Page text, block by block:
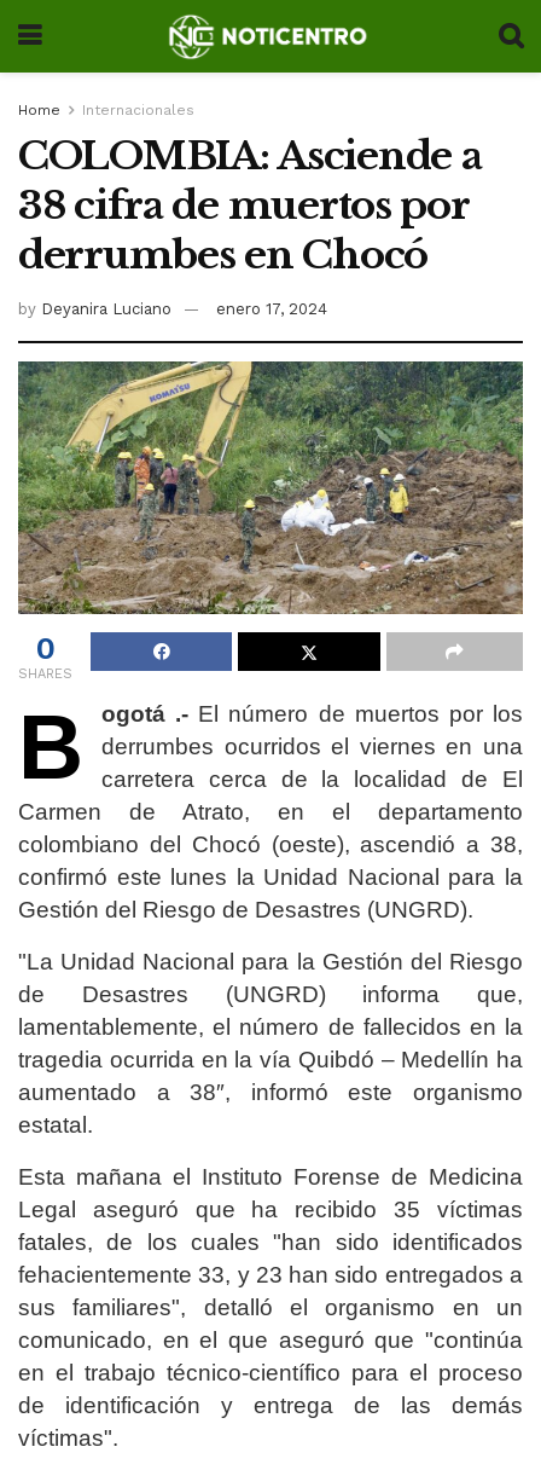
Home Internacionales
COLOMBIA: Asciende a
38 cifra de muertos por
derrumbes en Chocó
by Deyanira Luciano enero 17, 2024
0
SHARES
B ogotá .- El número de muertos por los
derrumbes ocurridos el viernes en una
carretera cerca de la localidad de El
Carmen de Atrato, en el departamento
colombiano del Chocó (oeste), ascendió a 38,
confirmó este lunes la Unidad Nacional para la
Gestión del Riesgo de Desastres (UNGRD).
"La Unidad Nacional para la Gestión del Riesgo
de Desastres (UNGRD) informa que,
lamentablemente, el número de fallecidos en la
tragedia ocurrida en la vía Quibdó – Medellín ha
aumentado a 38″, informó este organismo
estatal.
Esta mañana el Instituto Forense de Medicina
Legal aseguró que ha recibido 35 víctimas
fatales, de los cuales "han sido identificados
fehacientemente 33, y 23 han sido entregados a
sus familiares", detalló el organismo en un
comunicado, en el que aseguró que "continúa
en el trabajo técnico-científico para el proceso
de identificación y entrega de las demás
víctimas".